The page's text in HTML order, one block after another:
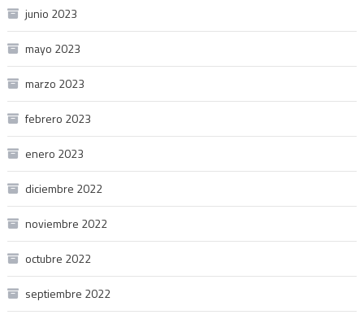
junio 2023
mayo 2023
marzo 2023
febrero 2023
enero 2023
diciembre 2022
noviembre 2022
octubre 2022
septiembre 2022